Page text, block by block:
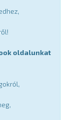
oldalunkat